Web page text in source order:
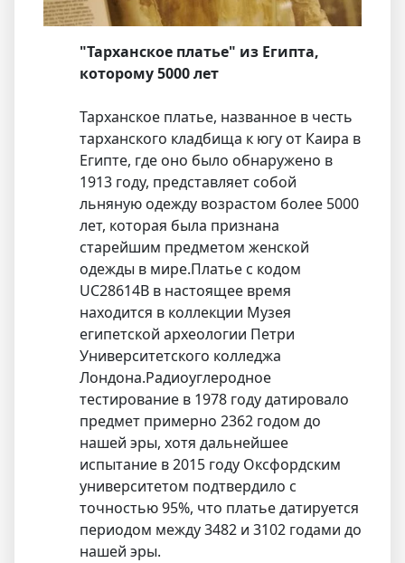
"Тарханское платье" из Египта,
которому 5000 лет
Тарханское платье, названное в честь
тарханского кладбища к югу от Каира в
Египте, где оно было обнаружено в
1913 году, представляет собой
льняную одежду возрастом более 5000
лет, которая была признана
старейшим предметом женской
одежды в мире.Платье с кодом
UC28614B в настоящее время
находится в коллекции Музея
египетской археологии Петри
Университетского колледжа
Лондона.Радиоуглеродное
тестирование в 1978 году датировало
предмет примерно 2362 годом до
нашей эры, хотя дальнейшее
испытание в 2015 году Оксфордским
университетом подтвердило с
точностью 95%, что платье датируется
периодом между 3482 и 3102 годами до
нашей эры.